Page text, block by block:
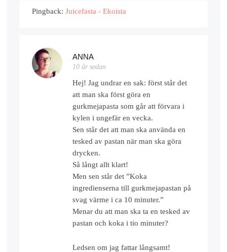
Pingback:Juicefasta - Ekoista
ANNA
10 år sedan
Hej! Jag undrar en sak: först står det
att man ska först göra en
gurkmejapasta som går att förvara i
kylen i ungefär en vecka.
Sen står det att man ska använda en
tesked av pastan när man ska göra
drycken.
Så långt allt klart!
Men sen står det ”Koka
ingredienserna till gurkmejapastan på
svag värme i ca 10 minuter.”
Menar du att man ska ta en tesked av
pastan och koka i tio minuter?
Ledsen om jag fattar långsamt!